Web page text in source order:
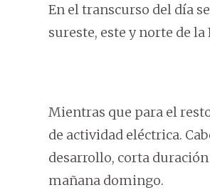
En el transcurso del día
sureste, este y norte de
Mientras que para el
de actividad eléctrica.
desarrollo, corta
mañana domingo.